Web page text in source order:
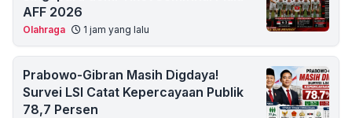
AFF 2026
Olahraga 1 jam yang lalu
Prabowo-Gibran Masih Digdaya!
Survei LSI Catat Kepercayaan Publik
78,7 Persen